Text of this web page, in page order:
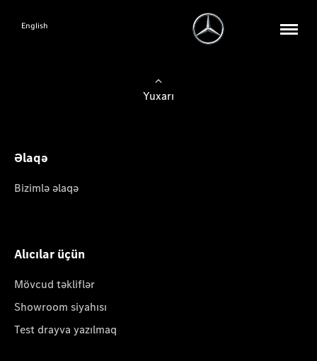
English
Yuxarı
Əlaqə
Bizimlə əlaqə
Alıcılar üçün
Mövcud təkliflər
Showroom siyahısı
Test drayva yazılmaq